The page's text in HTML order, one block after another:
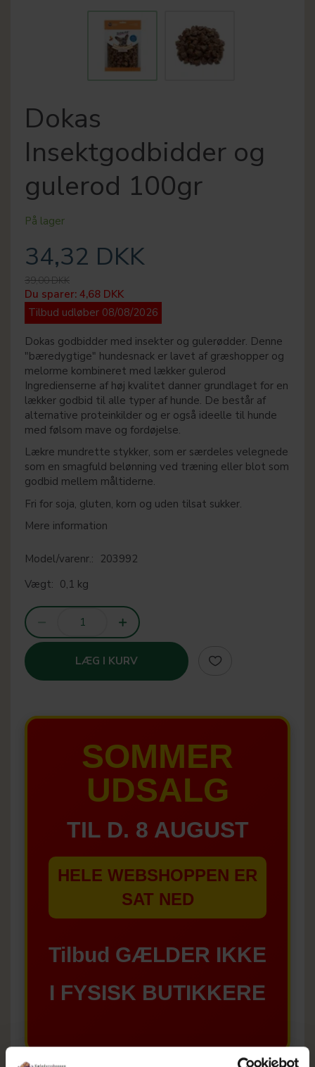
Dokas
Insektgodbidder og
gulerod 100gr
På lager
34,32 DKK
39,00 DKK
Du sparer: 4,68 DKK
Tilbud udløber 08/08/2026
Dokas godbidder med insekter og gulerødder. Denne
"bæredygtige" hundesnack er lavet af græshopper og
melorme kombineret med lækker gulerod
Ingredienserne af høj kvalitet danner grundlaget for en
lækker godbid til alle typer af hunde. De består af
alternative proteinkilder og er også ideelle til hunde
med følsom mave og fordøjelse.
Lækre mundrette stykker, som er særdeles velegnede
som en smagfuld belønning ved træning eller blot som
godbid mellem måltiderne.
Fri for soja, gluten, korn og uden tilsat sukker.
Mere information
Model/varenr.: 203992
Vægt: 0,1 kg
LÆG I KURV
SOMMER
UDSALG
TIL D. 8 AUGUST
HELE WEBSHOPPEN ER
SAT NED
Tilbud GÆLDER IKKE
I FYSISK BUTIKKERE